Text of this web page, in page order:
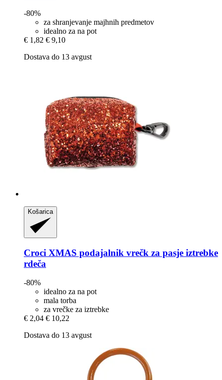
-80%
za shranjevanje majhnih predmetov
idealno za na pot
€ 1,82 € 9,10
Dostava do 13 avgust
Košarica
Croci XMAS podajalnik vrečk za pasje iztrebke
rdeča
-80%
idealno za na pot
mala torba
za vrečke za iztrebke
€ 2,04 € 10,22
Dostava do 13 avgust